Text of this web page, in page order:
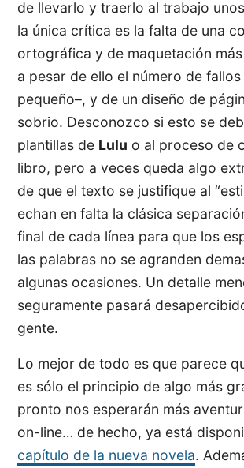
de llevarlo y traerlo al trabajo
la única crítica es la falta de una
ortográfica y de maquetación
a pesar de ello el número de
pequeño–, y de un diseño de
sobrio. Desconozco si esto se
plantillas de Lulu o al proceso de
libro, pero a veces queda algo
de que el texto se justifique al
echan en falta la clásica
final de cada línea para que los
las palabras no se agranden
algunas ocasiones. Un detalle
seguramente pasará
gente.
Lo mejor de todo es que parece
es sólo el principio de algo más
pronto nos esperarán más
on-line… de hecho, ya está
capítulo de la nueva novela.